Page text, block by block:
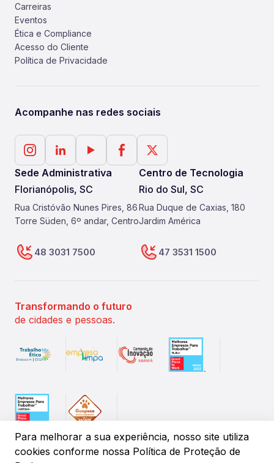
Para melhorar a sua experiência, nosso site utiliza
cookies conforme nossa Política de Proteção de
Carreiras
Eventos
Ética e Compliance
Acesso do Cliente
Política de Privacidade
Acompanhe nas redes sociais
Sede Administrativa
Florianópolis, SC
Rua Cristóvão Nunes Pires, 86
Torre Süden, 6º andar, Centro
48 3031 7500
Centro de Tecnologia
Rio do Sul, SC
Rua Duque de Caxias, 180
Jardim América
47 3531 1500
Transformando o futuro
de cidades e pessoas.